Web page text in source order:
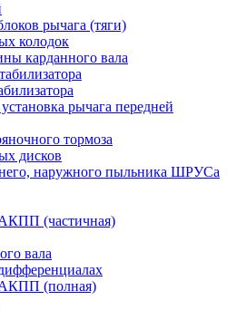
рычага (тяги)
колодок
карданного вала
рычага передней
тормоза
дисков
наружного пыльника ШРУСа
(частичная)
вала
АКПП (полная)